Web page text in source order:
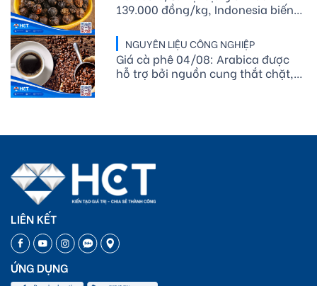
139.000 đồng/kg, Indonesia biến
NGUYÊN LIỆU CÔNG NGHIỆP
Giá cà phê 04/08: Arabica được
hỗ trợ bởi nguồn cung thắt chặt,
LIÊN KẾT
ỨNG DỤNG